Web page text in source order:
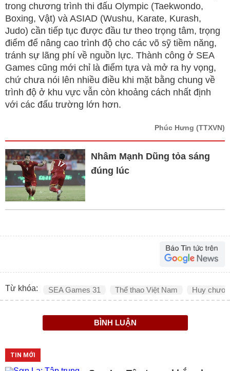
trong chương trình thi đấu Olympic (Taekwondo,
Boxing, Vật) và ASIAD (Wushu, Karate, Kurash,
Judo) cần tiếp tục được đầu tư theo trọng tâm, trọng
điểm để nâng cao trình độ cho các võ sỹ tiềm năng,
tránh sự lãng phí về nguồn lực. Thành công ở SEA
Games cũng mới chỉ là điểm tựa và mở ra hy vọng,
chứ chưa nói lên nhiều điều khi mặt bằng chung về
trình độ ở khu vực vẫn còn khoảng cách nhất định
với các đấu trường lớn hơn.
Phúc Hưng (TTXVN)
Nhâm Mạnh Dũng tỏa sáng
đúng lúc
Từ khóa: SEA Games 31 Thể thao Việt Nam Huy
BÌNH LUẬN
TIN MỚI